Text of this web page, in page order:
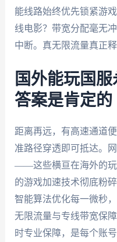
能线路始终优先锁紧游
线电影？带宽分配毫无
中断。真无限流量真正
国外能玩国
答案是肯定的
距离再远，有高速通道
准路径穿透即可抵达。
——这些横亘在海外的玩
的游戏加速技术彻底粉
智能算法优化每一微秒
无限流量与专线带宽保
时专业保障，是每个账